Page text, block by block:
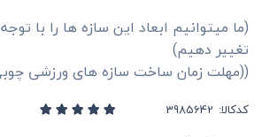
(ما میتوانیم ابعاد این سازه ها را با
تغییر دهیم)
((مهلت زمان ساخت سازه های ورزشی چوبی 7 الی 14
کدکالا: